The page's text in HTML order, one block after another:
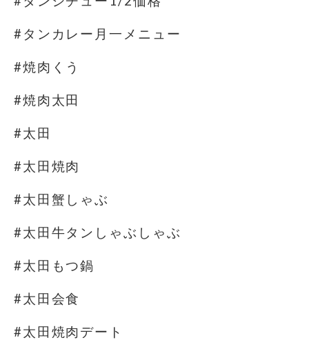
#タンカレー月一メニュー
#焼肉くう
#焼肉太田
#太田
#太田焼肉
#太田蟹しゃぶ
#太田牛タンしゃぶしゃぶ
#太田もつ鍋
#太田会食
#太田焼肉デート